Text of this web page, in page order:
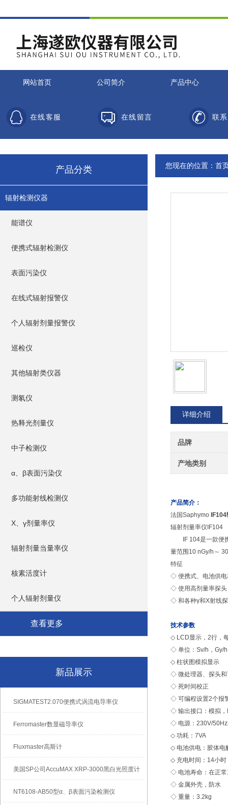
网站首页 公司简介 产品中心
在线客服 在线留言 联
产品分类
辐射检测仪器
能谱仪
便携式辐射检测仪
表面污染仪
在线式辐射报警仪
个人辐射剂量报警仪
巡检仪
其他辐射类仪器
测氡仪
热释光剂量仪
中子检测仪
α、β表面污染仪
多功能射线检测仪
X、γ剂量率仪
辐射剂量当量率仪
核素活度计
个人辐射剂量仪
查看更多
新品展示
SIGMATEST2.070便携式涡流电导率仪
Ferromaster数显磁导率仪
Fluxmaster高斯计
美国SP公司AccuMAX XRP-3000黑白光照度计
NT6108-AB50型α、β表面污染检测仪
您现在的位置： 首
详细介绍
品牌
产地类别
产品简介：
法国Saphymo
辐射剂量率仪IF104
IF 104是一款便携
量范围10 nGy/h～
特征
◇ 便携式、电池供电
◇ 使用高剂量率探头
◇ 和各种γ和Χ射线
技术参数
◇ LCD显示，2行，
◇ 单位：Sv/h，Gy/
◇ 柱状图模拟显示
◇ 微处理器、探头和
◇ 死时间校正
◇ 可编程设置2个报
◇ 输出接口：模拟，
◇ 电源：230V/
◇ 功耗：7VA
◇ 电池供电：胶体电
◇ 充电时间：14小时
◇ 电池寿命：在正常
◇ 金属外壳，防水
◇ 重量：3.2kg